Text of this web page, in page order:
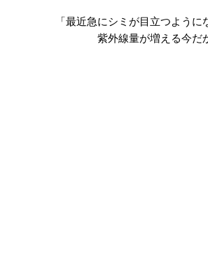
「最近急にシミが目立つように
紫外線量が増える今だ